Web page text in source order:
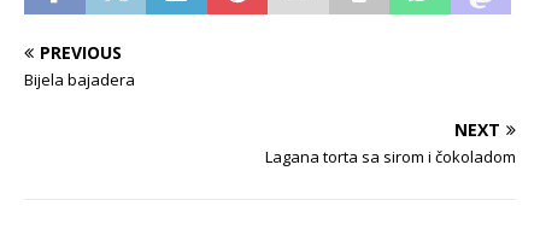
PREVIOUS
Bijela bajadera
NEXT
Lagana torta sa sirom i čokoladom